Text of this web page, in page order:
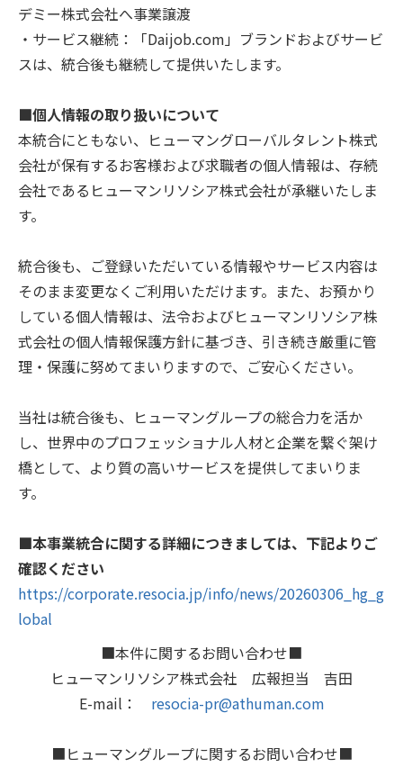
デミー株式会社へ事業譲渡
・サービス継続：「Daijob.com」ブランドおよびサービ
スは、統合後も継続して提供いたします。
■個人情報の取り扱いについて
本統合にともない、ヒューマングローバルタレント株式
会社が保有するお客様および求職者の個人情報は、存続
会社であるヒューマンリソシア株式会社が承継いたしま
す。
統合後も、ご登録いただいている情報やサービス内容は
そのまま変更なくご利用いただけます。また、お預かり
している個人情報は、法令およびヒューマンリソシア株
式会社の個人情報保護方針に基づき、引き続き厳重に管
理・保護に努めてまいりますので、ご安心ください。
当社は統合後も、ヒューマングループの総合力を活か
し、世界中のプロフェッショナル人材と企業を繋ぐ架け
橋として、より質の高いサービスを提供してまいりま
す。
■本事業統合に関する詳細につきましては、下記よりご
確認ください
https://corporate.resocia.jp/info/news/20260306_hg_g
lobal
■本件に関するお問い合わせ■
ヒューマンリソシア株式会社 広報担当 吉田
E-mail： resocia-pr@athuman.com
■ヒューマングループに関するお問い合わせ■